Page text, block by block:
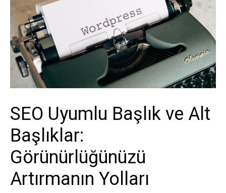
SEO Uyumlu Başlık ve Alt
Başlıklar:
Görünürlüğünüzü
Artırmanın Yolları